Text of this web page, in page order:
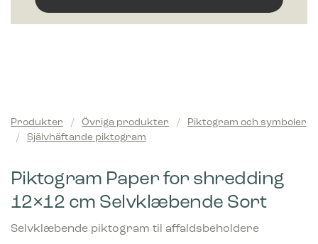
Produkter / Övriga produkter /
Piktogram och symboler
/
Självhäftande piktogram
Piktogram Paper for shredding
12×12 cm Selvklæbende Sort
Selvklæbende piktogram til affaldsbeholdere